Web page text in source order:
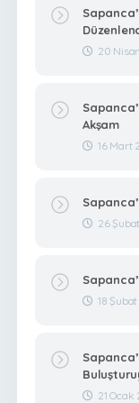
20
Akşam
16 Mart
26
18
21 Ocak